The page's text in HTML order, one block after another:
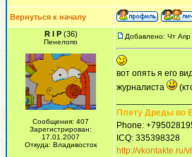
Вернуться к началу
R I P(36)
Пенелопо
Сообщения: 407
Зарегистрирован:
17.01.2007
Откуда: Владивосток
Добавлено: Чт
вот опять я его
журналиста
Плету Дреды во
Phone:
ICQ: 335398328
http://vkontakte.ru/